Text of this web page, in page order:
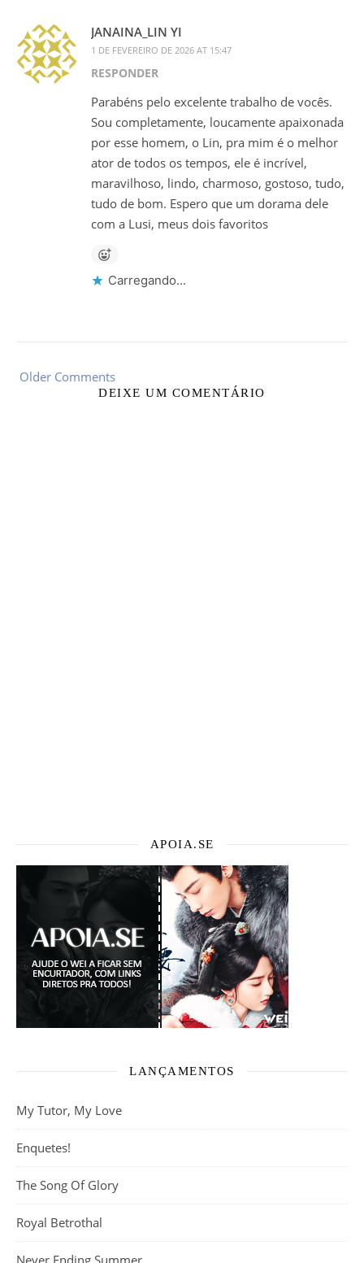
JANAINA_LIN YI
1 DE FEVEREIRO DE 2026 AT 15:47
RESPONDER
Parabéns pelo excelente trabalho de vocês.
Sou completamente, loucamente apaixonada
por esse homem, o Lin, pra mim é o melhor
ator de todos os tempos, ele é incrível,
maravilhoso, lindo, charmoso, gostoso, tudo,
tudo de bom. Espero que um dorama dele
com a Lusi, meus dois favoritos
Carregando...
Older Comments
DEIXE UM COMENTÁRIO
APOIA.SE
LANÇAMENTOS
My Tutor, My Love
Enquetes!
The Song Of Glory
Royal Betrothal
Never Ending Summer